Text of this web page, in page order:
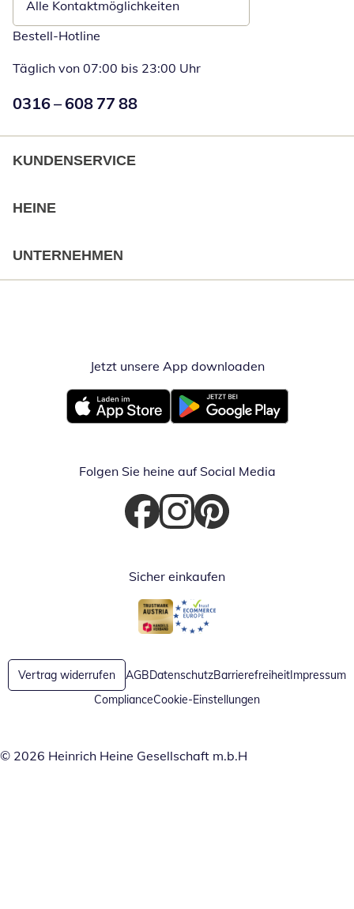
Alle Kontaktmöglichkeiten
Bestell-Hotline
Täglich von 07:00 bis 23:00 Uhr
Numéro de téléphone:
0316 – 608 77 88
KUNDENSERVICE
HEINE
UNTERNEHMEN
Jetzt unsere App downloadenÖffnet in
Öffnet in neuem FensterÖffnet in neuem Fenster
Folgen Sie heine auf Social Media
Öffnet in neuem Fenster
Öffnet in neuem Fenster
Öffnet in neuem Fenster
Sicher einkaufen
Öffnet in neuem Fenster
Öffnet in neuem Fenster
Vertrag widerrufen AGBDatenschutzBarrierefreiheitImpressum
ComplianceCookie-Einstellungen
© 2026 Heinrich Heine Gesellschaft m.b.H